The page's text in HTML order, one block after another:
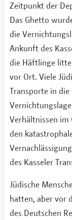
Zeitpunkt der
Das Ghetto
die
Ankunft des
die Häftlinge
vor Ort. Viele
Transporte in
Verhältnissen im
den
des Kasseler
Jüdische
hatten, aber vor
des Deutschen